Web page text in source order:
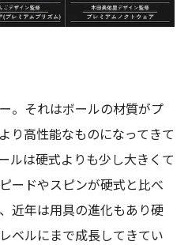
。それはボールの材質がプ
り高性能なものになってきて
ルは硬式よりも少し大きくて
ードやスピンが硬式と比べ
近年は用具の進化もあり硬
ベルにまで成長してきてい